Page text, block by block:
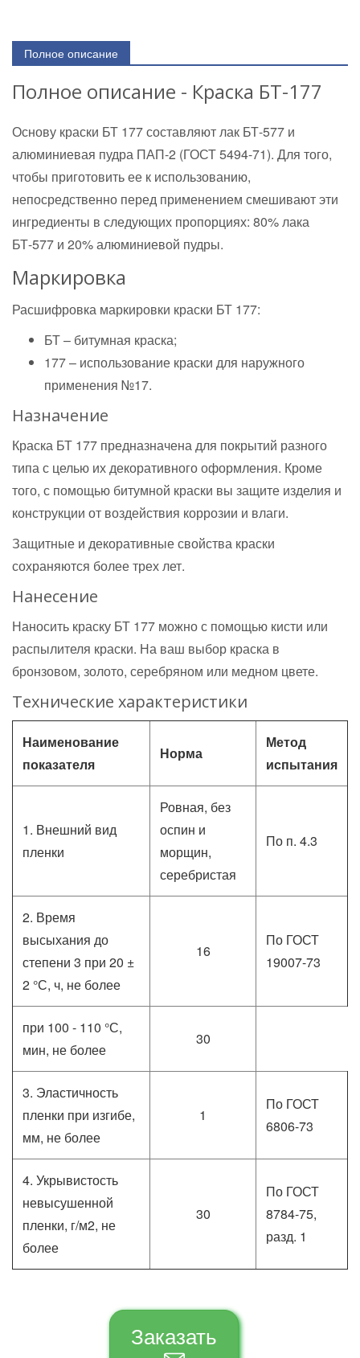
Полное описание
Полное описание - Краска БТ-177
Основу краски БТ 177 составляют лак БТ-577 и
алюминиевая пудра ПАП-2 (ГОСТ 5494-71). Для того,
чтобы приготовить ее к использованию,
непосредственно перед применением смешивают эти
ингредиенты в следующих пропорциях: 80% лака
БТ-577 и 20% алюминиевой пудры.
Маркировка
Расшифровка маркировки краски БТ 177:
БТ – битумная краска;
177 – использование краски для наружного
применения №17.
Назначение
Краска БТ 177 предназначена для покрытий разного
типа с целью их декоративного оформления. Кроме
того, с помощью битумной краски вы защите изделия и
конструкции от воздействия коррозии и влаги.
Защитные и декоративные свойства краски
сохраняются более трех лет.
Нанесение
Наносить краску БТ 177 можно с помощью кисти или
распылителя краски. На ваш выбор краска в
бронзовом, золото, серебряном или медном цвете.
Технические характеристики
Наименование
показателя
Норма
Метод
испытания
1. Внешний вид
пленки
Ровная, без
оспин и
морщин,
серебристая
По п. 4.3
2. Время
высыхания до
степени 3 при 20 ±
2 °С, ч, не более
16
По ГОСТ
19007-73
при 100 - 110 °С,
мин, не более
30
3. Эластичность
пленки при изгибе,
мм, не более
1
По ГОСТ
6806-73
4. Укрывистость
невысушенной
пленки, г/м2, не
более
30
По ГОСТ
8784-75,
разд. 1
Заказать